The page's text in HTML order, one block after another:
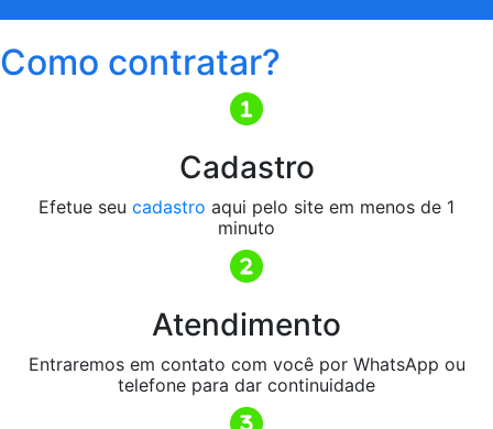
Como contratar?
Cadastro
Efetue seu cadastro aqui pelo site em menos de 1
minuto
Atendimento
Entraremos em contato com você por WhatsApp ou
telefone para dar continuidade